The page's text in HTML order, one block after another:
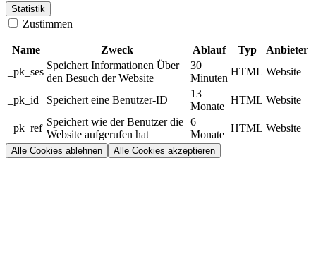
Statistik
Zustimmen
Name Zweck Ablauf Typ
Anbieter
_pk_ses
Speichert Informationen Über
den Besuch der Website
30
Minuten
HTML Website
_pk_id Speichert eine Benutzer-ID
13
Monate
HTML Website
_pk_ref
Speichert wie der Benutzer die
Website aufgerufen hat
6
Monate
HTML Website
Alle Cookies ablehnen Alle Cookies akzeptieren